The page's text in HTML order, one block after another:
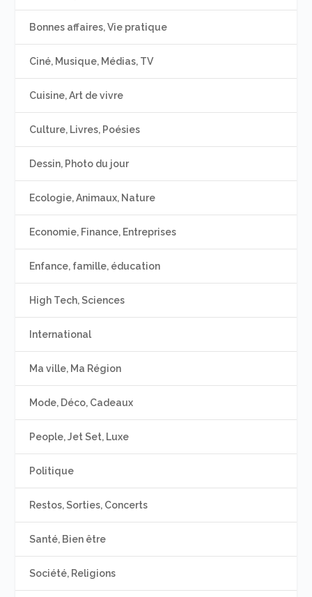
Bonnes affaires, Vie pratique
Ciné, Musique, Médias, TV
Cuisine, Art de vivre
Culture, Livres, Poésies
Dessin, Photo du jour
Ecologie, Animaux, Nature
Economie, Finance, Entreprises
Enfance, famille, éducation
High Tech, Sciences
International
Ma ville, Ma Région
Mode, Déco, Cadeaux
People, Jet Set, Luxe
Politique
Restos, Sorties, Concerts
Santé, Bien être
Société, Religions